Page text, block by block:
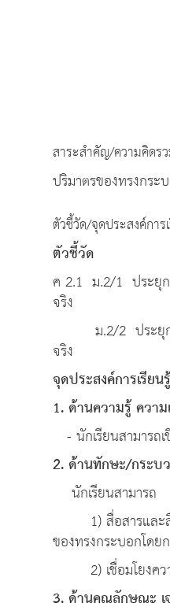
สาระสำคัญ/ความคิดร
ปริมาตรของทรงกร
ตัวชี้วัด/จุดประสงค์การ
ตัวชี้วัด
ค 2.1 ม.2/1 ประยุก
จริง
ม.2/2 ประยุกต์ใ
จริง
จุดประสงค์การเรียนรู้
1. ด้านความรู้ ความ
- นักเรียนสามารถ
2. ด้านทักษะ/กระบ
นักเรียนสามารถ
1) สื่อสารและสื่อ
ของทรงกระบอกโดย
2) เชื่อมโยงควา